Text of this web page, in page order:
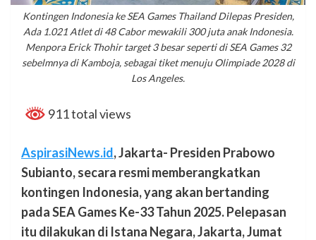
Kontingen Indonesia ke SEA Games Thailand Dilepas Presiden,
Ada 1.021 Atlet di 48 Cabor mewakili 300 juta anak Indonesia.
Menpora Erick Thohir target 3 besar seperti di SEA Games 32
sebelmnya di Kamboja, sebagai tiket menuju Olimpiade 2028 di
Los Angeles.
911 total views
AspirasiNews.id, Jakarta- Presiden Prabowo
Subianto, secara resmi memberangkatkan
kontingen Indonesia, yang akan bertanding
pada SEA Games Ke-33 Tahun 2025. Pelepasan
itu dilakukan di Istana Negara, Jakarta, Jumat